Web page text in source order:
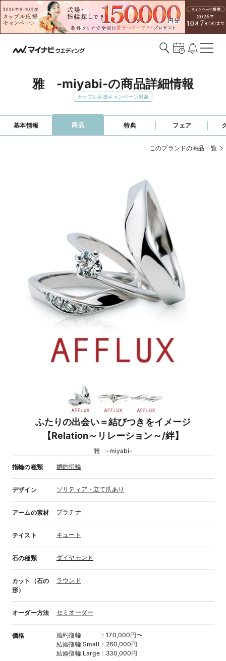
雅　-miyabi-の商品詳細情報
カップル応援キャンペーン対象
基本情報 商品 特典 フェア
このブランドの商品一覧
ふたりの出会い＝結びつきをイメージ
【Relation～リレーション～/絆】
雅 -miyabi-
指輪の種類 婚約指輪
デザイン ソリティア・立て爪あり
アームの素材 プラチナ
テイスト キュート
石の種類 ダイヤモンド
カット（石の
形）
ラウンド
オーダー方法 セミオーダー
価格 婚約指輪 ：170,000円〜
結婚指輪 Small ： 260,000円
結婚指輪 Large ： 330,000円